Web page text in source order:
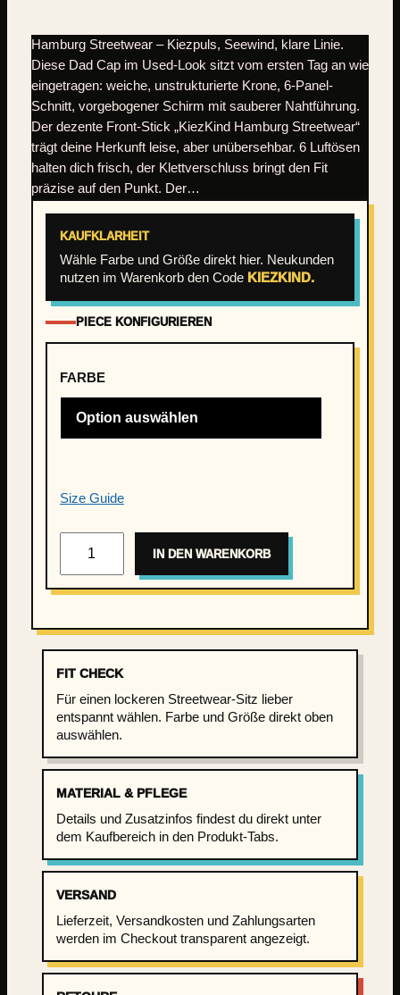
Hamburg Streetwear – Kiezpuls, Seewind, klare Linie.
Diese Dad Cap im Used-Look sitzt vom ersten Tag an wie
eingetragen: weiche, unstrukturierte Krone, 6-Panel-
Schnitt, vorgebogener Schirm mit sauberer Nahtführung.
Der dezente Front-Stick „KiezKind Hamburg Streetwear“
trägt deine Herkunft leise, aber unübersehbar. 6 Luftösen
halten dich frisch, der Klettverschluss bringt den Fit
präzise auf den Punkt. Der…
KAUFKLARHEIT
Wähle Farbe und Größe direkt hier. Neukunden
nutzen im Warenkorb den Code KIEZKIND.
PIECE KONFIGURIEREN
FARBE
Size Guide
n
–
H
m
b
r
S
t
t
IN DEN WARENKORB
FIT CHECK
Für einen lockeren Streetwear-Sitz lieber
entspannt wählen. Farbe und Größe direkt oben
auswählen.
MATERIAL & PFLEGE
Details und Zusatzinfos findest du direkt unter
dem Kaufbereich in den Produkt-Tabs.
VERSAND
Lieferzeit, Versandkosten und Zahlungsarten
werden im Checkout transparent angezeigt.